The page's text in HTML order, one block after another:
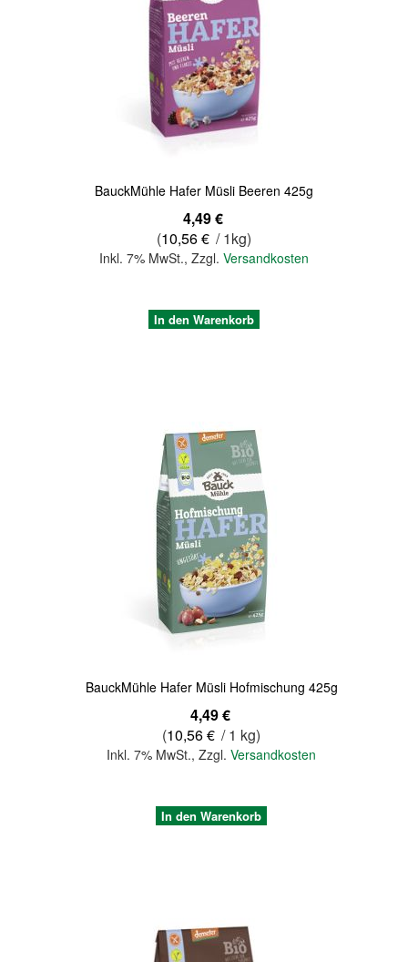
BauckMühle Hafer Müsli Beeren 425g
4,49 €
(10,56 € / 1kg)
Inkl. 7% MwSt., Zzgl. Versandkosten
In den Warenkorb
BauckMühle Hafer Müsli Hofmischung 425g
4,49 €
(10,56 € / 1 kg)
Inkl. 7% MwSt.,Zzgl.Versandkosten
In den Warenkorb